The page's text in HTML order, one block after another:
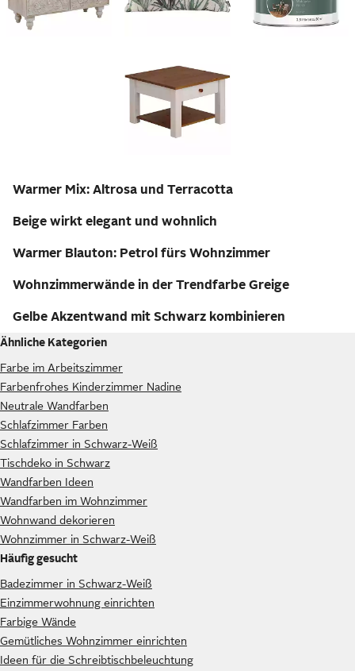
Warmer Mix: Altrosa und Terracotta
Beige wirkt elegant und wohnlich
Warmer Blauton: Petrol fürs Wohnzimmer
Wohnzimmerwände in der Trendfarbe Greige
Gelbe Akzentwand mit Schwarz kombinieren
Ähnliche Kategorien
Farbe im Arbeitszimmer
Farbenfrohes Kinderzimmer Nadine
Neutrale Wandfarben
Schlafzimmer Farben
Schlafzimmer in Schwarz-Weiß
Tischdeko in Schwarz
Wandfarben Ideen
Wandfarben im Wohnzimmer
Wohnwand dekorieren
Wohnzimmer in Schwarz-Weiß
Häufig gesucht
Badezimmer in Schwarz-Weiß
Einzimmerwohnung einrichten
Farbige Wände
Gemütliches Wohnzimmer einrichten
Ideen für die Schreibtischbeleuchtung